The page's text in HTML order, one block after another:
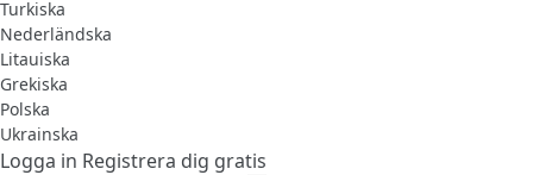
Turkiska
Nederländska
Litauiska
Grekiska
Polska
Ukrainska
Logga in Registrera dig gratis